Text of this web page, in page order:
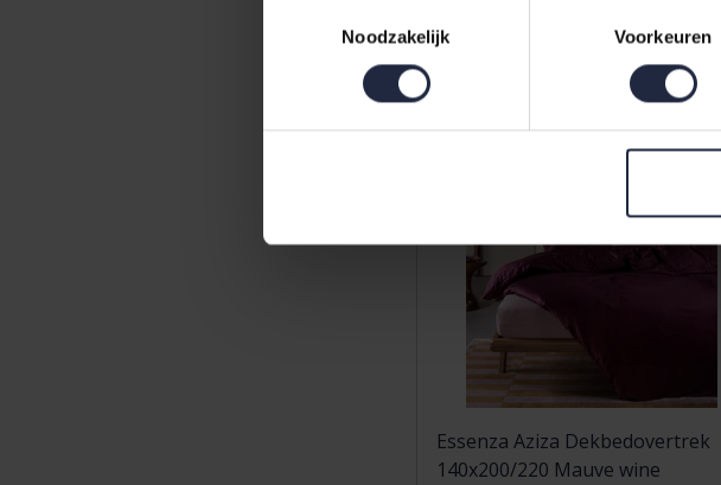
Noodzakelijk
Voorkeuren
Essenza Aziza Dekbedovertrek
140x200/220 Mauve wine